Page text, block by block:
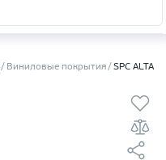
Виниловые покрытия SPC ALTA